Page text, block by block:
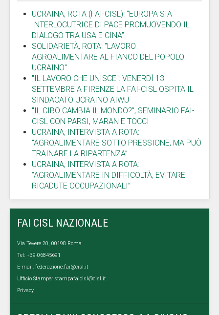
UCRAINA, ROTA (FAI-CISL): “EUROPA SIA
INTERLOCUTRICE DI PACE PROMUOVENDO IL
DIALOGO TRA USA E CINA”
SOLIDARIETÀ, ROTA: "LAVORO
AGROALIMENTARE AL FIANCO DEL POPOLO
UCRAINO"
"IL LAVORO CHE UNISCE": VENERDÌ 13
SETTEMBRE A FIRENZE LA FAI-CISL OSPITA IL
SINDACATO UCRAINO AIWU
"IL CIBO CAMBIA IL MONDO?", SEMINARIO FAI-
CISL CON PARSI, MARAN E TOCCI
UCRAINA, INTERVISTA A ROTA:
“AGROALIMENTARE SOTTO PRESSIONE, MA PUÒ
TRAINARE LA RIPARTENZA”
UCRAINA, INTERVISTA A ROTA:
“AGROALIMENTARE IN DIFFICOLTÀ, EVITARE
RICADUTE OCCUPAZIONALI”
FAI CISL NAZIONALE
Via Tevere 20, 00198 Roma
Tel: +39-06845691
E-mail: federazione.fai@cisl.it
Ufficio Stampa: stampafaicisl@cisl.it
Privacy